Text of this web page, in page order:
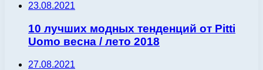
23.08.2021
10 лучших модных тенденций от Pitti
Uomo весна / лето 2018
27.08.2021